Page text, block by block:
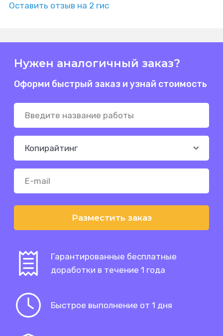
Оставить отзыв на 2 гис
Нужен аналогичный заказ?
Оформи быстрый заказ и узнай стоимость
Разместить заказ
Гарантированные бесплатные
доработки в течение 1 года
Быстрое выполнение от 1 дня